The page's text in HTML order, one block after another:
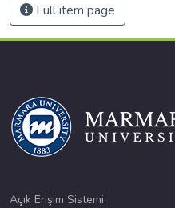
Full item page
Açık Erişim Sistemi